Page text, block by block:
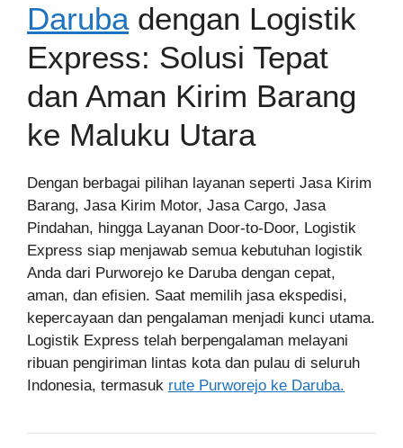
Darubadengan Logistik
Express: Solusi Tepat
dan Aman Kirim Barang
ke Maluku Utara
Dengan berbagai pilihan layanan seperti Jasa Kirim
Barang, Jasa Kirim Motor, Jasa Cargo, Jasa
Pindahan, hingga Layanan Door-to-Door, Logistik
Express siap menjawab semua kebutuhan logistik
Anda dari Purworejo ke Daruba dengan cepat,
aman, dan efisien. Saat memilih jasa ekspedisi,
kepercayaan dan pengalaman menjadi kunci utama.
Logistik Express telah berpengalaman melayani
ribuan pengiriman lintas kota dan pulau di seluruh
Indonesia, termasuk rute Purworejo ke Daruba.